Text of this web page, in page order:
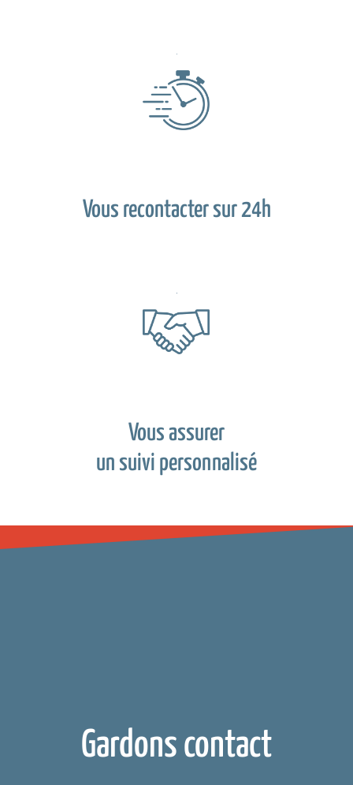
Vous recontacter sur 24h
Vous assurer
un suivi personnalisé
Gardons contact